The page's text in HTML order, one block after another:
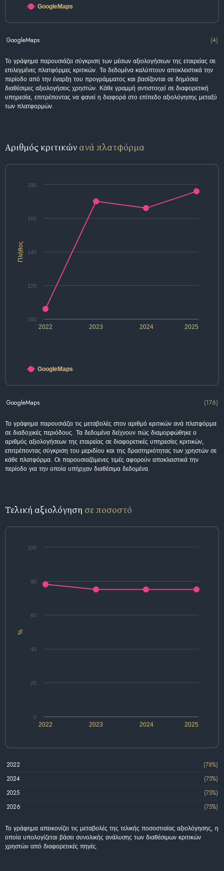
GoogleMaps
GoogleMaps (4)
Το γράφημα παρουσιάζει σύγκριση των μέσων αξιολογήσεων της εταιρείας σε
επιλεγμένες πλατφόρμες κριτικών. Τα δεδομένα καλύπτουν αποκλειστικά την
περίοδο από την έναρξη του προγράμματος και βασίζονται σε δημόσια
διαθέσιμες αξιολογήσεις χρηστών. Κάθε γραμμή αντιστοιχεί σε διαφορετική
υπηρεσία, επιτρέποντας να φανεί η διαφορά στο επίπεδο αξιολόγησης μεταξύ
των πλατφορμών.
Αριθμός κριτικών ανά πλατφόρμα
Πλήθος
2022 2024
2023 2025
100
120
140
160
180
GoogleMaps
GoogleMaps (176)
Το γράφημα παρουσιάζει τις μεταβολές στον αριθμό κριτικών ανά πλατφόρμα
σε διαδοχικές περιόδους. Τα δεδομένα δείχνουν πώς διαμορφώθηκε ο
αριθμός αξιολογήσεων της εταιρείας σε διαφορετικές υπηρεσίες κριτικών,
επιτρέποντας σύγκριση του μεριδίου και της δραστηριότητας των χρηστών σε
κάθε πλατφόρμα. Οι παρουσιαζόμενες τιμές αφορούν αποκλειστικά την
περίοδο για την οποία υπήρχαν διαθέσιμα δεδομένα.
Τελική αξιολόγηση σε ποσοστό
%
2022 2024
2023 2025
0
20
40
60
80
100
2022
(78%)
2024
(75%)
2025
(75%)
2026
(75%)
Το γράφημα απεικονίζει τις μεταβολές της τελικής ποσοστιαίας αξιολόγησης, η
οποία υπολογίζεται βάσει συνολικής ανάλυσης των διαθέσιμων κριτικών
χρηστών από διαφορετικές πηγές.